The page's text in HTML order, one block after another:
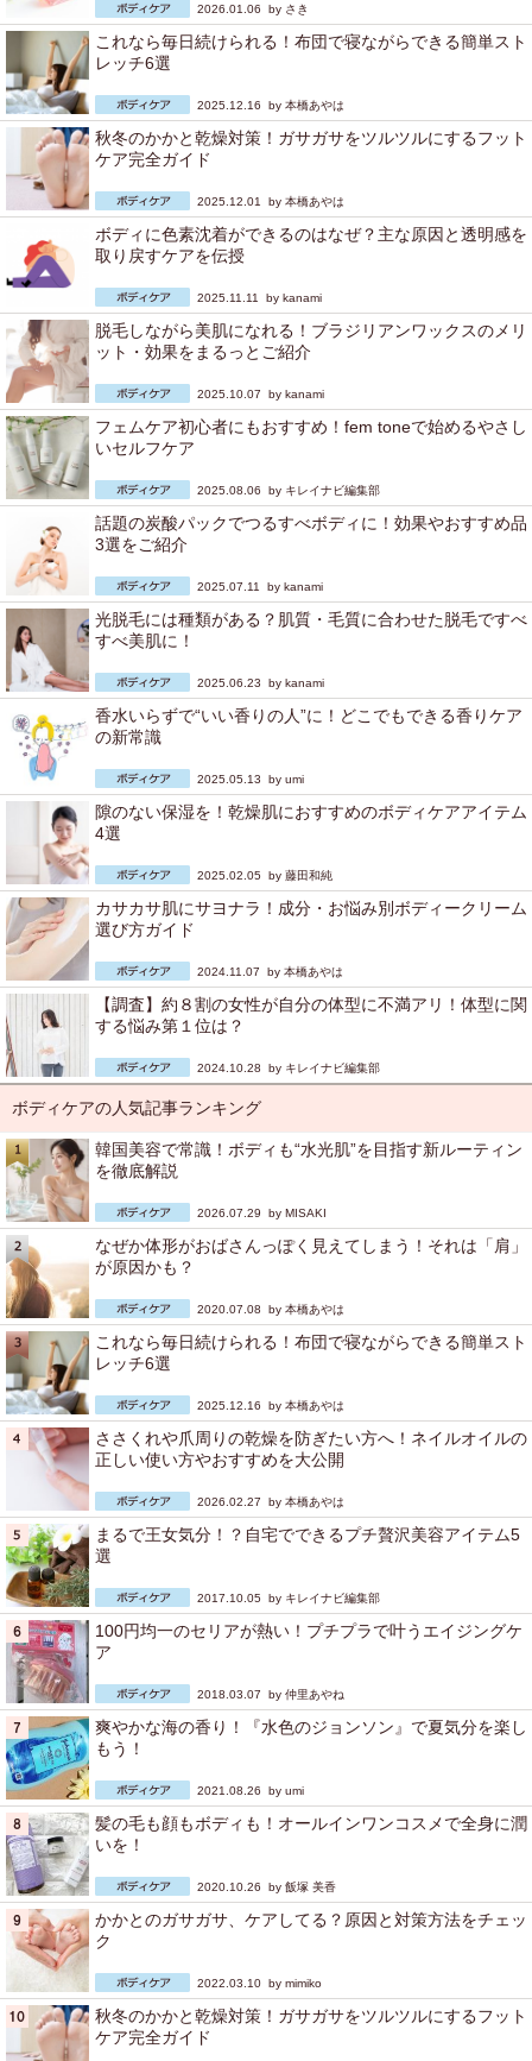
2026.01.06 by さき
これなら毎日続けられる！布団で寝ながらできる簡単スト
レッチ6選
2025.12.16 by 本橋あやは
秋冬のかかと乾燥対策！ガサガサをツルツルにするフット
ケア完全ガイド
2025.12.01 by 本橋あやは
ボディに色素沈着ができるのはなぜ？主な原因と透明感を
取り戻すケアを伝授
2025.11.11 by kanami
脱毛しながら美肌になれる！ブラジリアンワックスのメリ
ット・効果をまるっとご紹介
2025.10.07 by kanami
フェムケア初心者にもおすすめ！fem toneで始めるやさし
いセルフケア
2025.08.06 by キレイナビ編集部
話題の炭酸パックでつるすべボディに！効果やおすすめ品
3選をご紹介
2025.07.11 by kanami
光脱毛には種類がある？肌質・毛質に合わせた脱毛ですべ
すべ美肌に！
2025.06.23 by kanami
香水いらずで“いい香りの人”に！どこでもできる香りケア
の新常識
2025.05.13 by umi
隙のない保湿を！乾燥肌におすすめのボディケアアイテム
4選
2025.02.05 by 藤田和純
カサカサ肌にサヨナラ！成分・お悩み別ボディークリーム
選び方ガイド
2024.11.07 by 本橋あやは
【調査】約８割の女性が自分の体型に不満アリ！体型に関
する悩み第１位は？
2024.10.28 by キレイナビ編集部
ボディケアの人気記事ランキング
韓国美容で常識！ボディも“水光肌”を目指す新ルーティン
を徹底解説
2026.07.29 by MISAKI
なぜか体形がおばさんっぽく見えてしまう！それは「肩」
が原因かも？
2020.07.08 by 本橋あやは
これなら毎日続けられる！布団で寝ながらできる簡単スト
レッチ6選
2025.12.16 by 本橋あやは
ささくれや爪周りの乾燥を防ぎたい方へ！ネイルオイルの
正しい使い方やおすすめを大公開
2026.02.27 by 本橋あやは
まるで王女気分！？自宅でできるプチ贅沢美容アイテム5
選
2017.10.05 by キレイナビ編集部
100円均一のセリアが熱い！プチプラで叶うエイジングケ
ア
2018.03.07 by 仲里あやね
爽やかな海の香り！『水色のジョンソン』で夏気分を楽し
もう！
2021.08.26 by umi
髪の毛も顔もボディも！オールインワンコスメで全身に潤
いを！
2020.10.26 by 飯塚 美香
かかとのガサガサ、ケアしてる？原因と対策方法をチェッ
ク
2022.03.10 by mimiko
秋冬のかかと乾燥対策！ガサガサをツルツルにするフット
ケア完全ガイド